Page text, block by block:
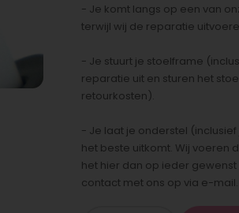
- Je komt langs op een van
terwijl wij de reparatie
- Je stuurt je stoelframe
reparatie uit en sturen het
retourkosten).
- Je laat je onderstel
het beste uitkomt. Wij voeren
het hier dan op ieder
contact met ons op via e-mail..